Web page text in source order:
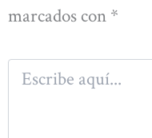
marcados con *
Escribe
aquí...